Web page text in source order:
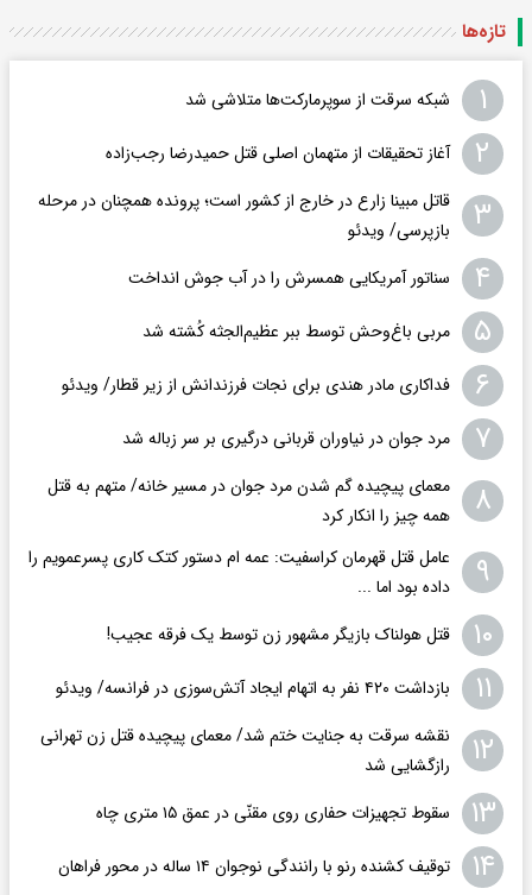
تازه‌ها
۱ شبکه سرقت از سوپرمارکت‌ها متلاشی شد
۲ آغاز تحقیقات از متهمان اصلی قتل حمیدرضا رجب‌زاده
۳
قاتل مبینا زارع در خارج از کشور است؛ پرونده همچنان در مرحله
بازپرسی/ ویدئو
۴ سناتور آمریکایی همسرش را در آب جوش انداخت
۵ مربی باغ‌وحش توسط ببر عظیم‌الجثه کُشته شد
۶ فداکاری مادر هندی برای نجات فرزندانش از زیر قطار/ ویدئو
۷ مرد جوان در نیاوران قربانی درگیری بر سر زباله شد
۸
معمای پیچیده گم شدن مرد جوان در مسیر خانه/ متهم به قتل
همه چیز را انکار کرد
۹
عامل قتل قهرمان کراسفیت: عمه ام دستور کتک کاری پسرعمویم را
داده بود اما ...
۱۰ قتل هولناک بازیگر مشهور زن توسط یک فرقه عجیب!
۱۱ بازداشت ۴۲۰ نفر به اتهام ایجاد آتش‌سوزی‌ در فرانسه/ ویدئو
۱۲
نقشه سرقت به جنایت ختم شد/ معمای پیچیده قتل زن تهرانی
رازگشایی شد
۱۳ سقوط تجهیزات حفاری روی مقنّی در عمق ۱۵ متری چاه
۱۴ توقیف کشنده رنو با رانندگی نوجوان ۱۴ ساله در محور فراهان